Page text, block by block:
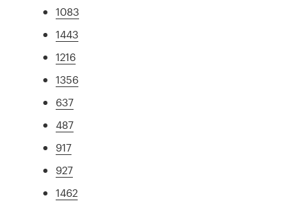
1083
1443
1216
1356
637
487
917
927
1462